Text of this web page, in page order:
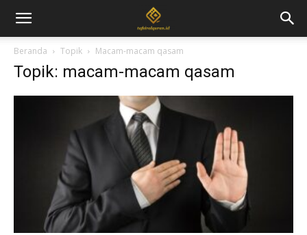
Beranda Topik Macam-macam qasam
Topik: macam-macam qasam